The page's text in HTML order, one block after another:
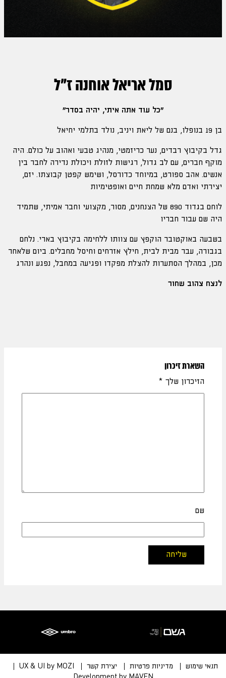
סמל אריאל אוחנה ז"ל
"כל עוד אתה איתי, יהיה בסדר"
בן 19 בנופלו, בנם של ליאת ויניב, נולד בתלמי יחיאל
גדל בקיבוץ רבדים, נער כריזמטי, מנהיג טבעי ואהוב על כולם. היה
מוקף חברים, עם לב גדול, רגישות לזולת ויכולת נדירה לחבר בין
אנשים. אהב ספורט, במיוחד כדורסל, ושימש קפטן קבוצתו. יזם,
יצירתי ואדם מלא שמחת חיים ואופטימיות
לוחם בגדוד 890 של הצנחנים, מסור, מקצועי וחבר אמיתי, שתמיד
היה שם עבור חבריו
בשבעה באוקטובר הוקפץ עם צוותו ללחימה בקיבוץ בארי. נלחם
בגבורה, עבר מבית לבית, חילץ אזרחים וחיסל מחבלים. ביום שלאחר
מכן, במהלך הסתערות להצלת מפקדו ופגיעה במחבל, נפגע ונהרג
לנצח צהוב שחור
השארת זיכרון
הזיכרון שלך *
שם
תנאי שימוש מדיניות פרטיות יצירת קשר
UX & UI by MOZI